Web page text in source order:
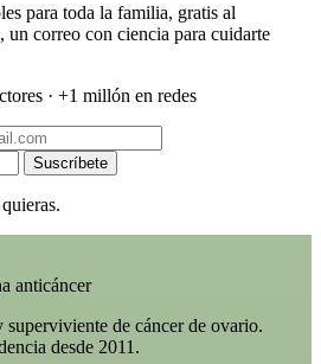
para toda la familia, gratis al
un correo con ciencia para cuidarte
· +1 millón en redes
Suscríbete
anticáncer
de cáncer de ovario.
desde 2011.